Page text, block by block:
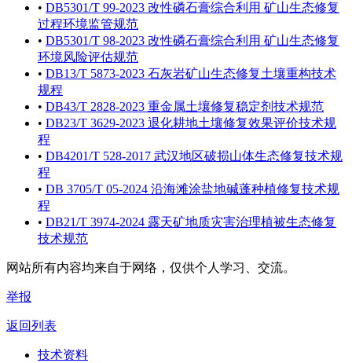
• DB5301/T 99-2023 改性磷石膏综合利用 矿山生态修复
过程环境监管规范
• DB5301/T 98-2023 改性磷石膏综合利用 矿山生态修复
环境风险评估规范
• DB13/T 5873-2023 石灰岩矿山生态修复土壤重构技术
规程
• DB43/T 2828-2023 重金属土壤修复稳定剂技术规范
• DB23/T 3629-2023 退化耕地土壤修复效果评价技术规
程
• DB4201/T 528-2017 武汉地区破损山体生态修复技术规
程
• DB 3705/T 05-2024 沿海滩涂盐地碱蓬种植修复技术规
程
• DB21/T 3974-2024 露天矿地质灾害治理植被生态修复
技术规范
网站所有内容均来自于网络，仅供个人学习、交流。
举报
返回列表
技术资料